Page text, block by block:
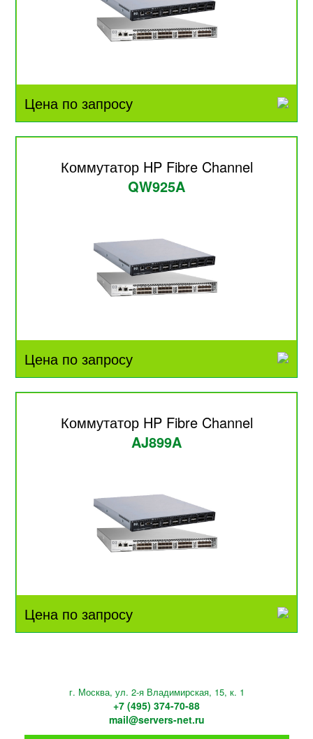
Цена по запросу
Коммутатор HP Fibre Channel
QW925A
Цена по запросу
Коммутатор HP Fibre Channel
AJ899A
Цена по запросу
г. Москва, ул. 2-я Владимирская, 15, к. 1
+7 (495) 374-70-88
mail@servers-net.ru